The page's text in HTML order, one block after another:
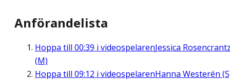
Anförandelista
Hoppa till 00:39 i videospelarenJessica
(M)
Hoppa till 09:12 i videospelarenHanna Westerén